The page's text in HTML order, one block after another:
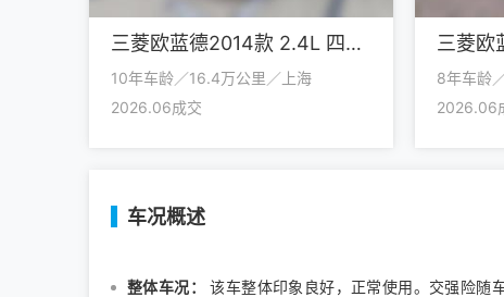
三菱欧蓝德2014款 2.4L 四驱豪华超值版 5座
10年车龄／16.4万公里／上海
2026.06成交
8年车龄
2026.06
车况概述
整体车况： 该车整体印象良好，正常使用。交强险随